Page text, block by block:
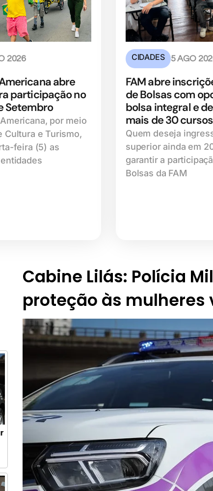
2026
abre
participação no
Setembro
por meio
Cultura e Turismo,
feira (5) as
CIDADES 5 AGO
FAM abre
de Bolsas com
bolsa integral e
mais de 30 cursos
Quem deseja
superior ainda em
garantir a
Bolsas da FAM
Cabine Lilás: Polícia
proteção às